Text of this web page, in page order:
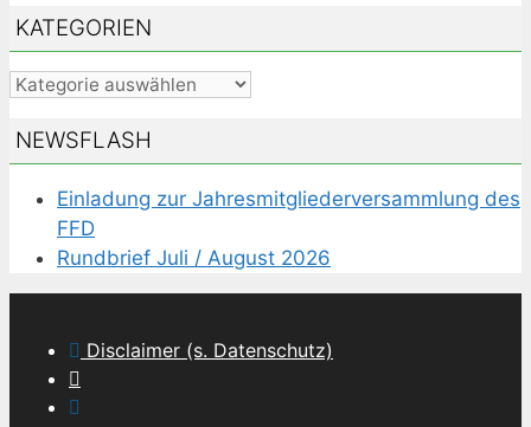
KATEGORIEN
Kategorien
NEWSFLASH
Einladung zur Jahresmitgliederversammlung des
FFD
Rundbrief Juli / August 2026
Disclaimer (s. Datenschutz)